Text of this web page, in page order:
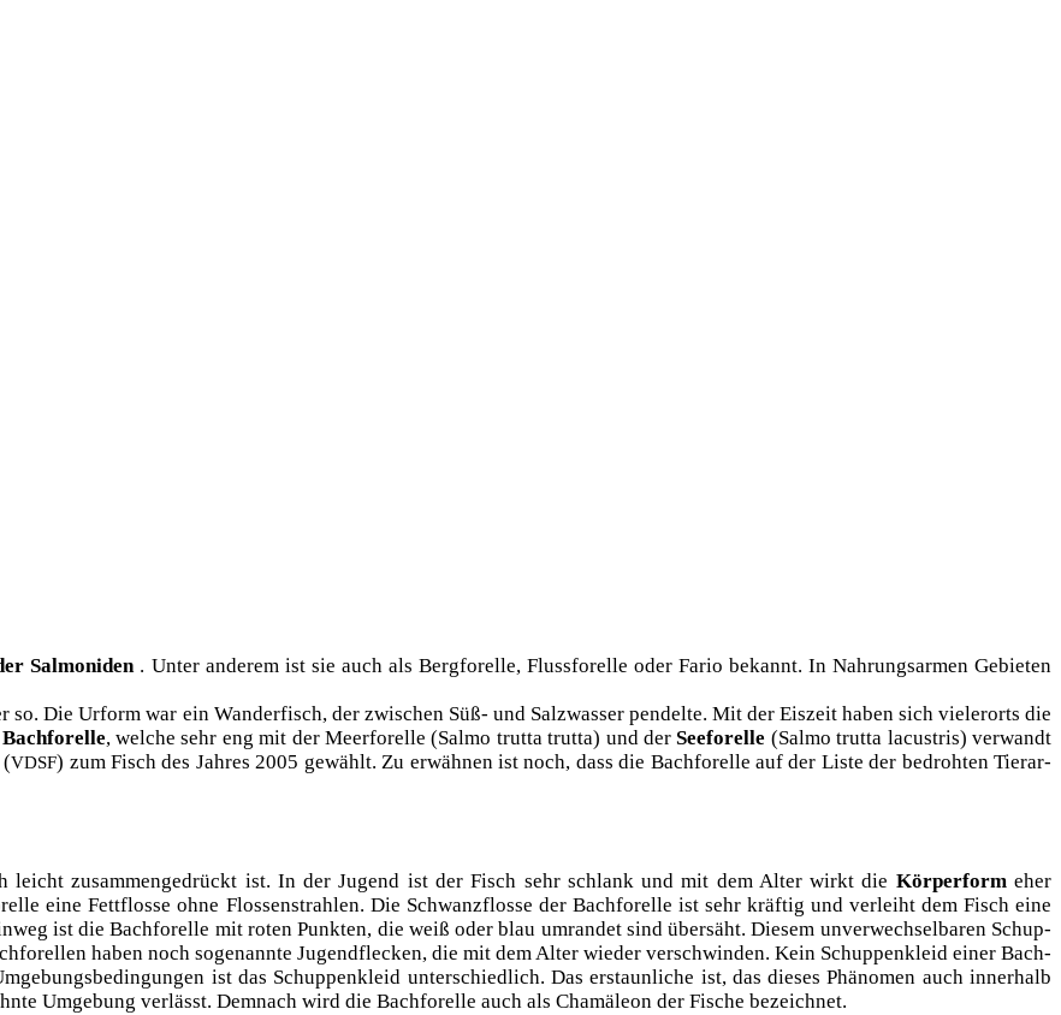
Sal­mo­ni­den . Unter ande­rem ist sie auch als Berg­fo­rel­le, Fluss­fo­rel­le oder Fario bekannt. In Nah­rungs­ar­men Gebie­ten
so. Die Urform war ein Wan­der­fisch, der zwi­schen Süß- und Salz­was­ser pen­del­te. Mit der Eis­zeit haben sich vie­ler­orts die
Bach­fo­rel­le, wel­che sehr eng mit der Meer­fo­rel­le (Sal­mo trut­ta trut­ta) und derSee­fo­rel­le (Sal­mo trut­ta lacus­tris) ver­wandt
(VDSF) zum Fisch des Jah­res 2005 gewählt. Zu erwäh­nen ist noch, dass die Bach­fo­rel­le auf der Lis­te der bedroh­ten Tier­ar­
zusam­men­ge­drückt ist. In der Jugend ist der Fisch sehr schlank und mit dem Alter wirkt die Kör­per­formeher
eine Fett­flos­se ohne Flos­sen­strah­len. Die Schwanz­flos­se der Bach­fo­rel­le ist sehr kräf­tig und ver­leiht dem Fisch eine
ist die Bach­fo­rel­le mit roten Punk­ten, die weiß oder blau umran­det sind über­säht. Die­sem unver­wech­sel­ba­ren Schup­
haben noch soge­nann­te Jugend­fle­cken, die mit dem Alter wie­der ver­schwin­den. Kein Schup­pen­kleid einer Bach­
ist das Schup­pen­kleid unter­schied­lich. Das erstaun­li­che ist, das die­ses Phä­no­men auch inner­halb
Umge­bung ver­lässt. Dem­nach wird die Bach­fo­rel­le auch als Cha­mä­le­on der Fische bezeichnet.